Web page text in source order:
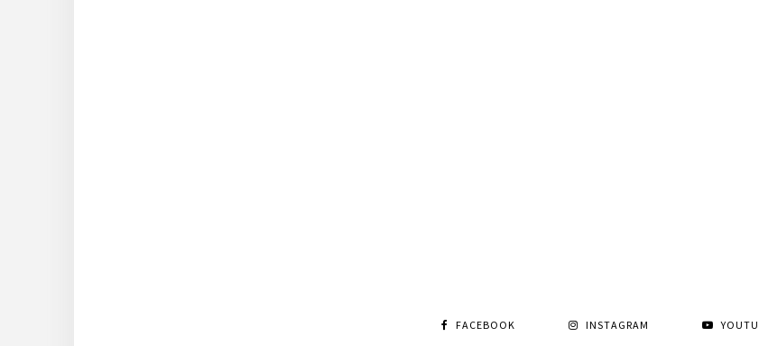
FACEBOOK INSTAGRAM